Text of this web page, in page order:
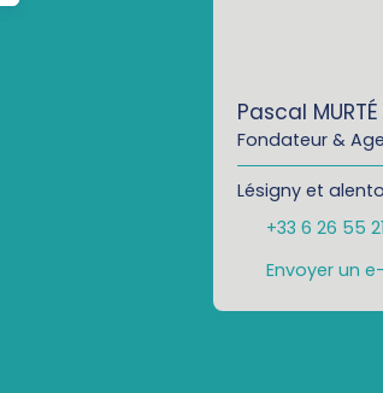
Pascal MURTÉ
Fondateur &
Lésigny et
+33 6 26 55
Envoyer un